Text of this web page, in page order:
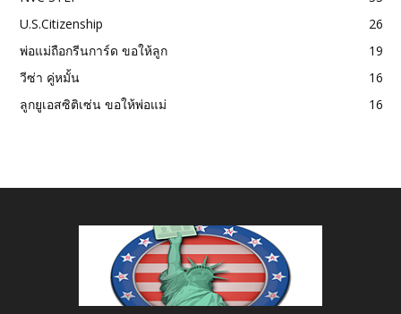
U.S.Citizenship
26
พ่อแม่ถือกรีนการ์ด ขอให้ลูก
19
วีซ่า คู่หมั้น
16
ลูกยูเอสซิติเซ่น ขอให้พ่อแม่
16